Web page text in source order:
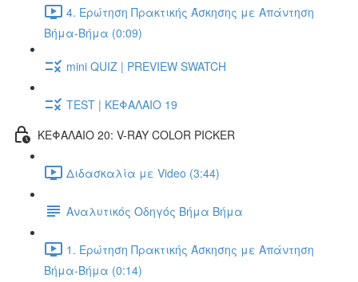
4. Ερώτηση Πρακτικής Άσκησης με Απάντηση
Βήμα-Βήμα (0:09)
mini QUIZ | PREVIEW SWATCH
TEST | ΚΕΦΑΛΑΙΟ 19
ΚΕΦΑΛΑΙΟ 20: V-RAY COLOR PICKER
Διδασκαλία με Video (3:44)
Αναλυτικός Οδηγός Βήμα Βήμα
1. Ερώτηση Πρακτικής Άσκησης με Απάντηση
Βήμα-Βήμα (0:14)